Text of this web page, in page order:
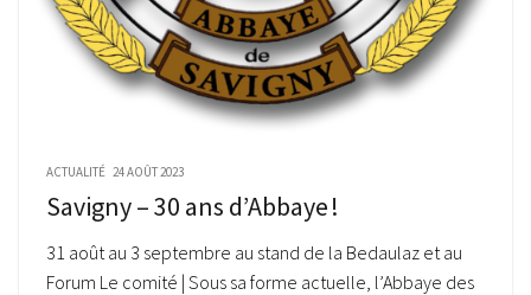
ACTUALITÉ 24 AOÛT 2023
Savigny – 30 ans d’Abbaye !
31 août au 3 septembre au stand de la Bedaulaz et au
Forum Le comité | Sous sa forme actuelle, l’Abbaye des